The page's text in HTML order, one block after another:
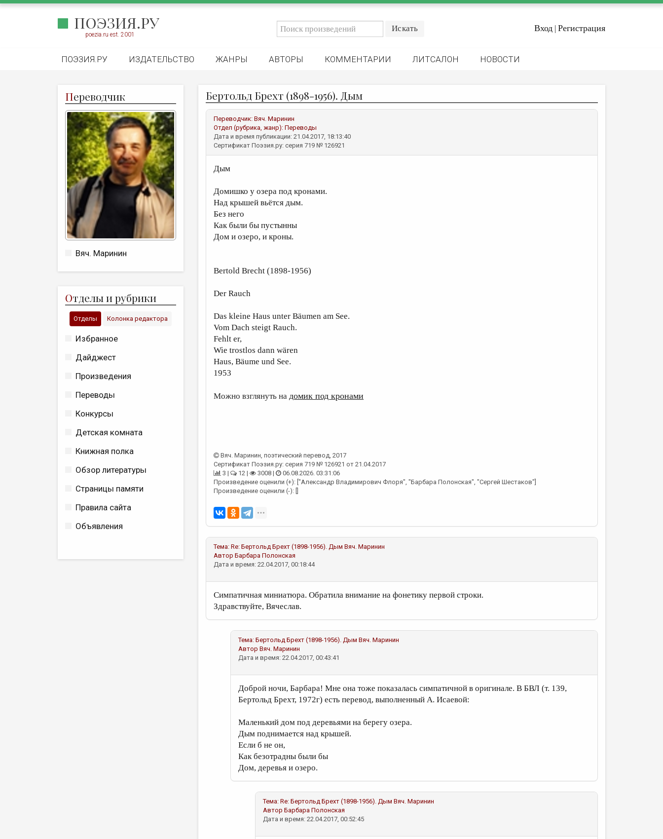
ПОЭЗИЯ.РУ
poezia.ru est. 2001
Вход | Регистрация
ПОЭЗИЯ.РУ ИЗДАТЕЛЬСТВО ЖАНРЫ АВТОРЫ КОММЕНТАРИИ ЛИТСАЛОН НОВОСТИ
Переводчик
Вяч. Маринин
Отделы и рубрики
Отделы Колонка редактора
Избранное
Дайджест
Произведения
Переводы
Конкурсы
Детская комната
Книжная полка
Обзор литературы
Страницы памяти
Правила сайта
Объявления
Бертольд Брехт (1898-1956). Дым
Переводчик: Вяч. Маринин
Отдел (рубрика, жанр): Переводы
Дата и время публикации: 21.04.2017, 18:13:40
Сертификат Поэзия.ру: серия 719 № 126921
Дым
Домишко у озера под кронами.
Над крышей вьётся дым.
Без него
Как были бы пустынны
Дом и озеро, и кроны.
Bertold Brecht (1898-1956)
Der Rauch
Das kleine Haus unter Bäumen am See.
Vom Dach steigt Rauch.
Fehlt er,
Wie trostlos dann wären
Haus, Bäume und See.
1953
Можно взглянуть на домик под кронами
Вяч. Маринин, поэтический перевод, 2017
Сертификат Поэзия.ру: серия 719 № 126921 от 21.04.2017
3 |
12 | 3008 |
06.08.2026. 03:31:06
Произведение оценили (+): ["Александр Владимирович Флоря", "Барбара Полонская", "Сергей Шестаков"]
Произведение оценили (-): []
Тема: Re: Бертольд Брехт (1898-1956). Дым Вяч. Маринин
Автор Барбара Полонская
Дата и время: 22.04.2017, 00:18:44
Симпатичная миниатюра. Обратила внимание на фонетику первой строки.
Здравствуйте, Вячеслав.
Тема: Бертольд Брехт (1898-1956). Дым Вяч. Маринин
Автор Вяч. Маринин
Дата и время: 22.04.2017, 00:43:41
Доброй ночи, Барбара! Мне она тоже показалась симпатичной в оригинале. В БВЛ (т. 139,
Бертольд Брехт, 1972г) есть перевод, выполненный А. Исаевой:
Маленький дом под деревьями на берегу озера.
Дым поднимается над крышей.
Если б не он,
Как безотрадны были бы
Дом, деревья и озеро.
Тема: Re: Бертольд Брехт (1898-1956). Дым Вяч. Маринин
Автор Барбара Полонская
Дата и время: 22.04.2017, 00:52:45